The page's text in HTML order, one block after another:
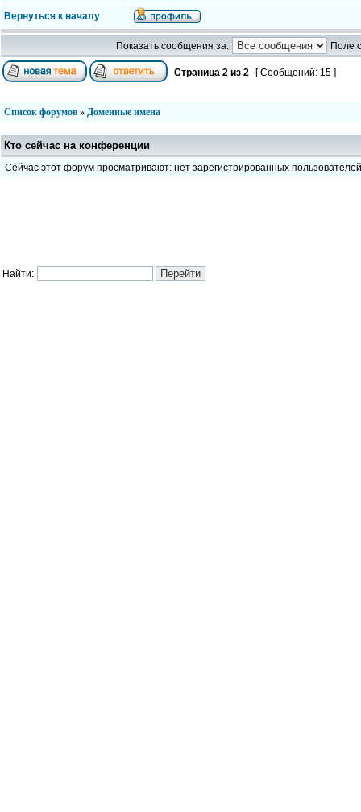
Вернуться к началу
Показать сообщения за: Поле
Страница 2 из 2 [ Сообщений: 15 ]
Список форумов » Доменные имена
Кто сейчас на конференции
Сейчас этот форум просматривают: нет зарегистрированных пользователей
Найти: